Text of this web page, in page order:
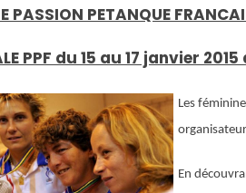
PASSION PETANQUE
PPF du 15 au 17 janvier
Les
En